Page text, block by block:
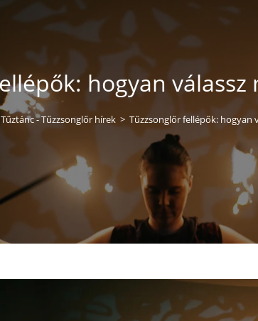
hogyan válassz
- Tűzzsonglőr hírek > Tűzzsonglőr fellépők: hogyan